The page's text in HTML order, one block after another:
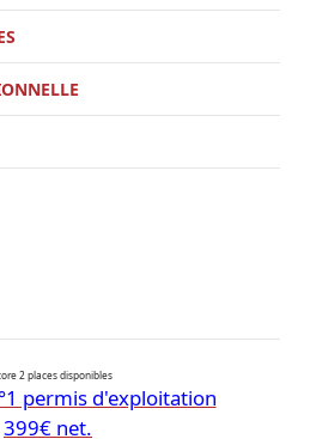
2 places disponibles
permis d'exploitation
399€ net.